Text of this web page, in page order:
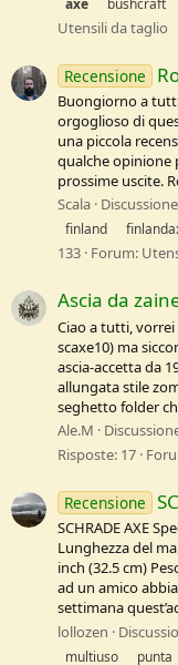
Utensili da taglio
Recensione
Buongiorno a
orgoglioso di
una piccola
qualche opinione
prossime uscite.
Scala Discussione
finland
133 Forum:
Ascia da
Ciao a tutti,
scaxe10) ma
ascia-accetta da
allungata stile
seghetto folder
Ale.M
Risposte: 17
Recensione
SCHRADE AXE
Lunghezza del
inch (32.5 cm)
ad un amico
settimana
lollozen
multiuso
punta